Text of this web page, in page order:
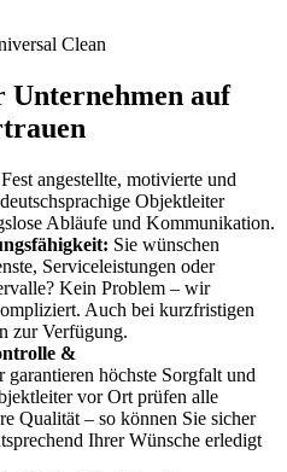
Clean
auf
Fest angestellte, motivierte und
Objektleiter
Abläufe und Kommunikation.
Sie wünschen
Serviceleistungen oder
Kein Problem – wir
Auch bei kurzfristigen
zur Verfügung.
&
garantieren höchste Sorgfalt und
vor Ort prüfen alle
Qualität – so können Sie sicher
Ihrer Wünsche erledigt